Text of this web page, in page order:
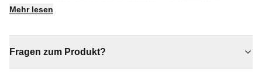
✔ Sorgt für Wärme und Komfort
✔ Ein markantes Dekostück
Mehr lesen
Fragen zum Produkt?